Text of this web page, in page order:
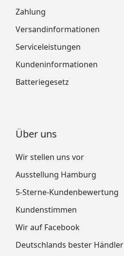
Zahlung
Versandinformationen
Serviceleistungen
Kundeninformationen
Batteriegesetz
Über uns
Wir stellen uns vor
Ausstellung Hamburg
5-Sterne-Kundenbewertung
Kundenstimmen
Wir auf Facebook
Deutschlands bester Händler